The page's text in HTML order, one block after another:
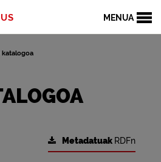
MENUA
katalogoa
Metadatuak RDFn